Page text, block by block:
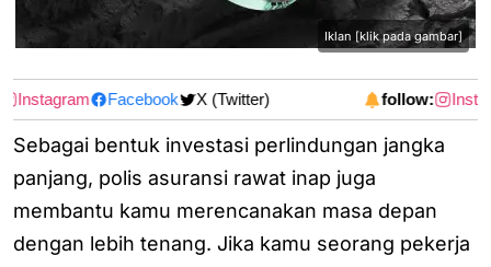
Iklan [klik pada gambar]
Instagram Facebook X (Twitter) follow:
Sebagai bentuk investasi perlindungan jangka
panjang, polis asuransi rawat inap juga
membantu kamu merencanakan masa depan
dengan lebih tenang. Jika kamu seorang pekerja